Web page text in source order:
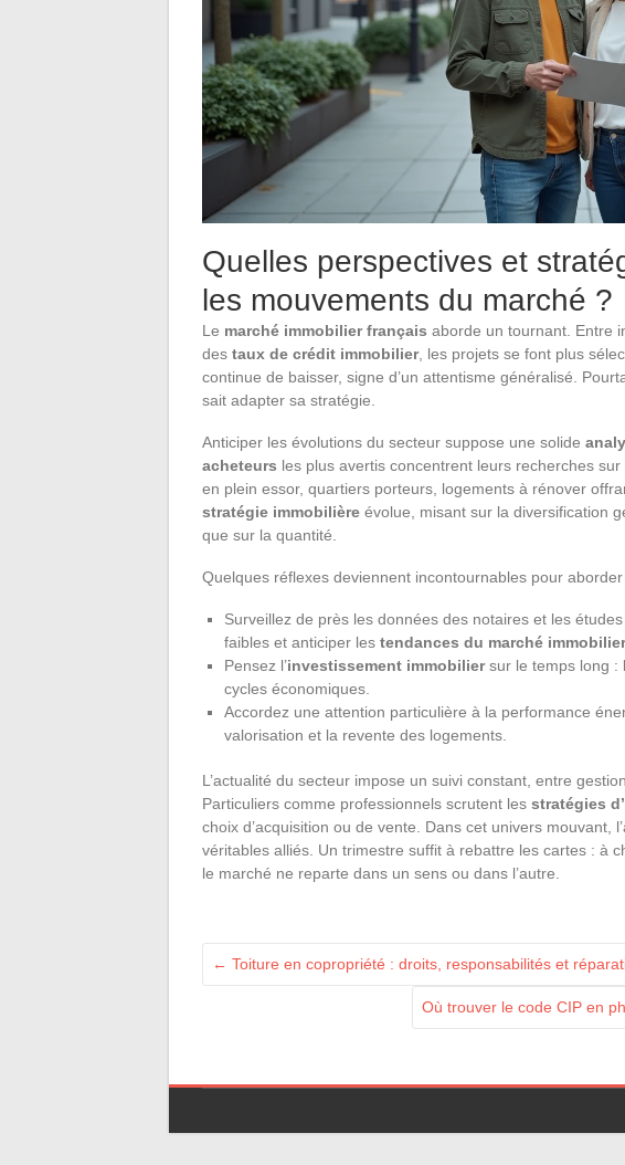
Quelles perspectives et
les mouvements du marché ?
Le marché immobilier français aborde un tournant. Entre
des taux de crédit immobilier, les projets se font plus
continue de baisser, signe d’un attentisme généralisé.
sait adapter sa stratégie.
Anticiper les évolutions du secteur suppose une solide
acheteurs les plus avertis concentrent leurs recherches
en plein essor, quartiers porteurs, logements à rénover
stratégie immobilière évolue, misant sur la diversification
que sur la quantité.
Quelques réflexes deviennent incontournables pour
Surveillez de près les données des notaires et les
faibles et anticiper les tendances du marché immobilier
Pensez l’investissement immobiliersur le temps long :
cycles économiques.
Accordez une attention particulière à la performance
valorisation et la revente des logements.
L’actualité du secteur impose un suivi constant, entre
Particuliers comme professionnels scrutent les stratégies
choix d’acquisition ou de vente. Dans cet univers mouvant,
véritables alliés. Un trimestre suffit à rebattre les cartes : à
le marché ne reparte dans un sens ou dans l’autre.
← Toiture en copropriété : droits, responsabilités et
Où trouver le code CIP en